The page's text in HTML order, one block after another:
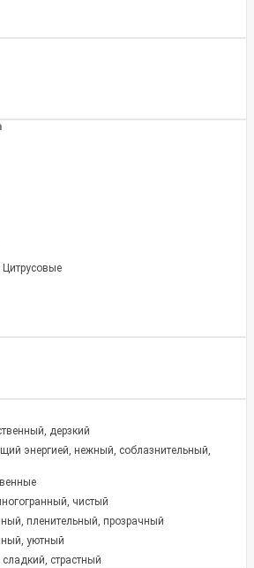
дерзкий
энергией, нежный, соблазнительный,
чистый
пленительный, прозрачный
уютный
страстный